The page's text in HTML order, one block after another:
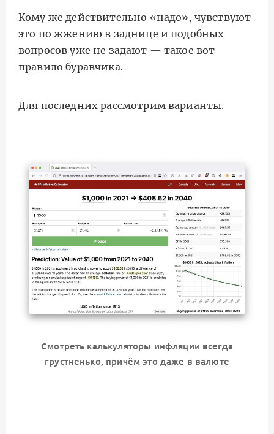
Кому же действительно «надо», чувствуют
это по жжению в заднице и подобных
вопросов уже не задают — такое вот
правило буравчика.
Для последних рассмотрим варианты.
Смотреть калькуляторы инфляции всегда
грустненько, причём это даже в валюте